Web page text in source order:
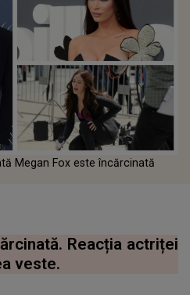
Megan Fox este încărcinată
Reacția actriței
veste.